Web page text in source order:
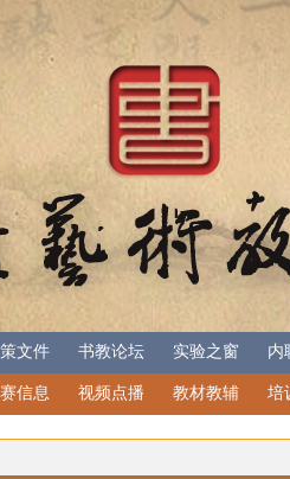
文件 书教论坛 实验之窗 内
信息 视频点播 教材教辅 培